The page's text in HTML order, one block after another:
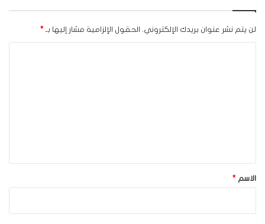
لن يتم نشر عنوان بريدك الإلكتروني. الحقول الإلزامية مشار إليها بـ *
*الاسم *